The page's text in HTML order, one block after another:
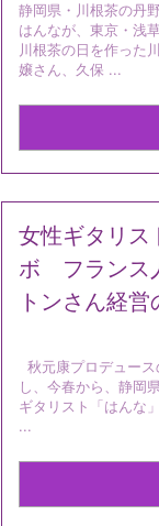
静岡県・川根茶の丹
はんなが、東京・浅
川根茶の日を作った
嬢さん、久保 ...
女性ギタリス
ボ フランス
トンさん経
秋元康プロデュー
し、今春から、静岡
ギタリスト「はんな
...